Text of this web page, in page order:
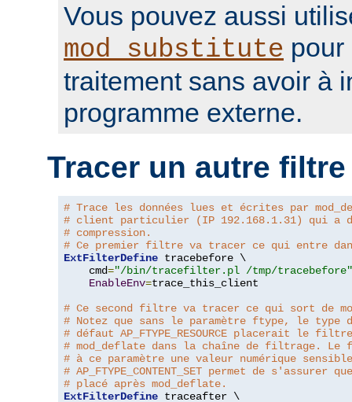
Vous pouvez aussi
mod_substitute pour
traitement sans avoir à
programme externe.
Tracer un autre filtre
# Trace les données lues et écrites par
# client particulier (IP 192.168.1.31) qui a
# compression.
# Ce premier filtre va tracer ce qui entre
ExtFilterDefine tracebefore \
    cmd
="/bin/tracefilter.pl /tmp/tracebefore"
EnableEnv=trace_this_client
# Ce second filtre va tracer ce qui sort de
# Notez que sans le paramètre ftype, le
# défaut AP_FTYPE_RESOURCE placerait le
# mod_deflate dans la chaîne de filtrage.
# à ce paramètre une valeur numérique
# AP_FTYPE_CONTENT_SET permet de
# placé après mod_deflate.
ExtFilterDefine traceafter \